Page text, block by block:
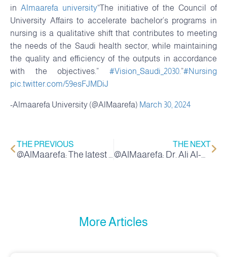
in Almaarefa university“The initiative of the Council of
University Affairs to accelerate bachelor’s programs in
nursing is a qualitative shift that contributes to meeting
the needs of the Saudi health sector, while maintaining
the quality and efficiency of the outputs in accordance
with the objectives.” #Vision_Saudi_2030 .”#Nursing
pic.twitter.com/59esFJMDiJ
-Almaarefa University (@AlMaarefa) March 30, 2024
THE PREVIOUS THE NEXT
More Articles